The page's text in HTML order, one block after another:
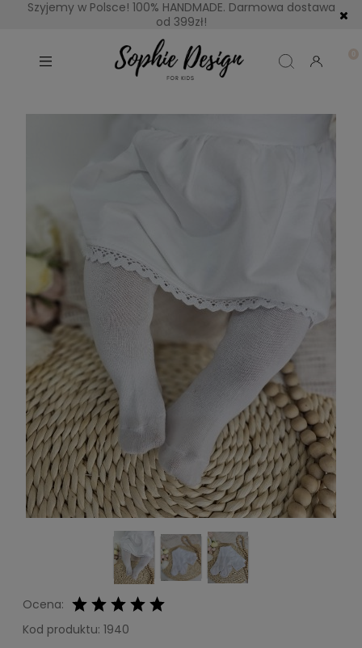
Szyjemy w Polsce! 100% HANDMADE. Darmowa dostawa
od 399zł!
Ocena:
Kod produktu: 1940